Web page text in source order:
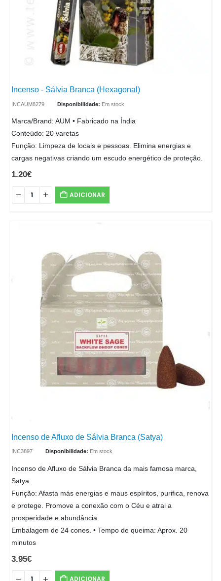
Incenso - Sálvia Branca (Hexagonal)
INCAUM8279 Disponibilidade: Em stock
Marca/Brand: AUM • Fabricado na Índia
Conteúdo: 20 varetas
Função: Limpeza de locais e pessoas. Elimina energias e
cargas negativas criando um escudo energético de proteção.
1.20€
ADICIONAR
Incenso de Afluxo de Sálvia Branca (Satya)
INC3897 Disponibilidade: Em stock
Incenso de Afluxo de Sálvia Branca da mais famosa marca,
Satya
Função: Afasta más energias e maus espíritos, purifica, renova
e protege. Promove a conexão com o Céu e atrai a
prosperidade e abundância.
Embalagem de 24 cones. • Tempo de queima: Aprox. 20
minutos
3.95€
ADICIONAR